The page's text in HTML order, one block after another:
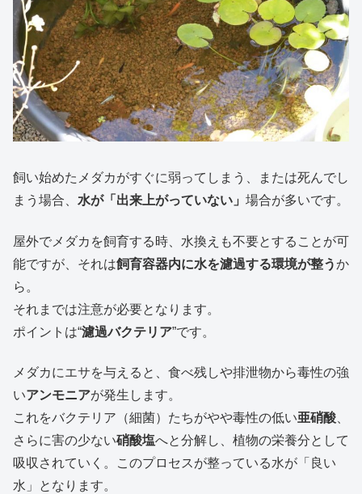
飼い始めたメダカがすぐに弱ってしまう、または死んでし
まう場合、 水が「出来上がっていない」 場合が多いです。
屋外でメダカを飼育する時、水換えも不要とすることが可
能ですが、それは飼育容器内に水を濾過する環境が整うか
ら。
それまでは注意が必要となります。
ポイントは“濾過バクテリア”です。
メダカにエサを与えると、食べ残しや排泄物から毒性の強
いアンモニアが発生します。
これをバクテリア（細菌）たちがやや毒性の低い亜硝酸
さらに害の少ない硝酸塩へと分解し、植物の栄養分として
吸収されていく。このプロセスが整っている水が「良い
水」となります。